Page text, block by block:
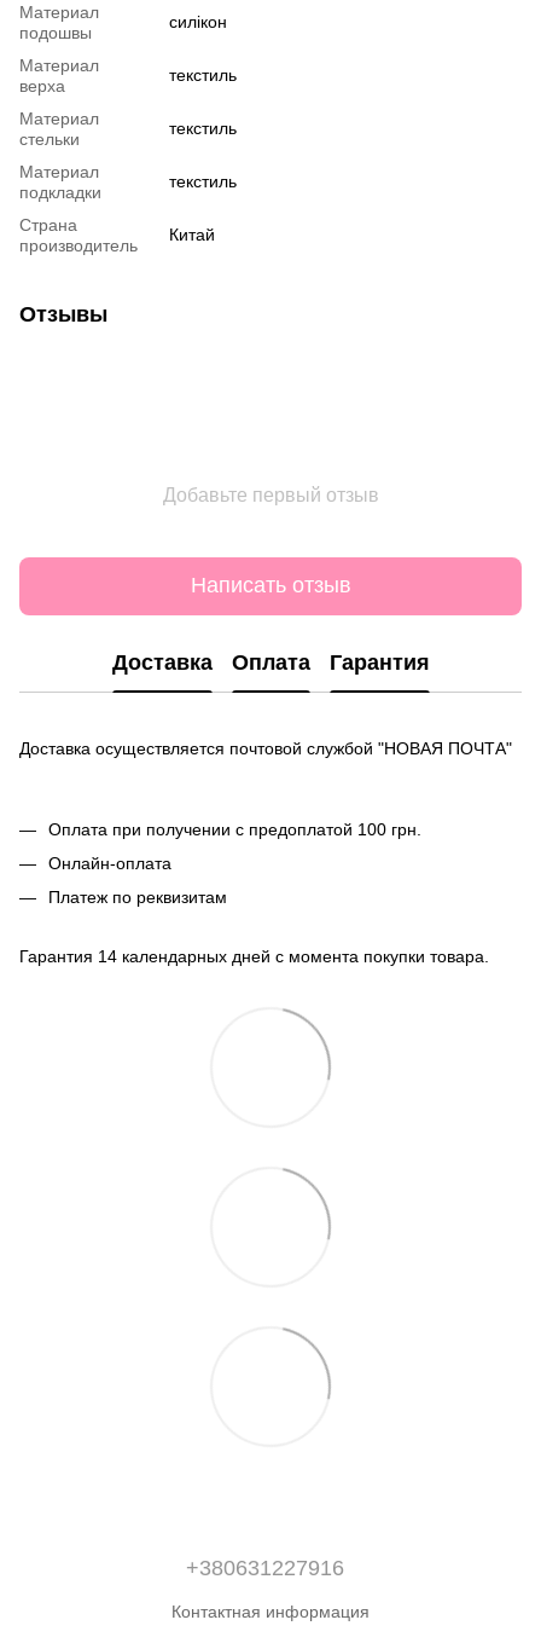
Материал
подошвы
силікон
Материал
верха
текстиль
Материал
стельки
текстиль
Материал
подкладки
текстиль
Страна
производитель
Китай
Отзывы
Добавьте первый отзыв
Написать отзыв
Доставка Оплата Гарантия
Доставка осуществляется почтовой службой "НОВАЯ ПОЧТА"
Оплата при получении с предоплатой 100 грн.
Онлайн-оплата
Платеж по реквизитам
Гарантия 14 календарных дней с момента покупки товара.
+380631227916
Контактная информация